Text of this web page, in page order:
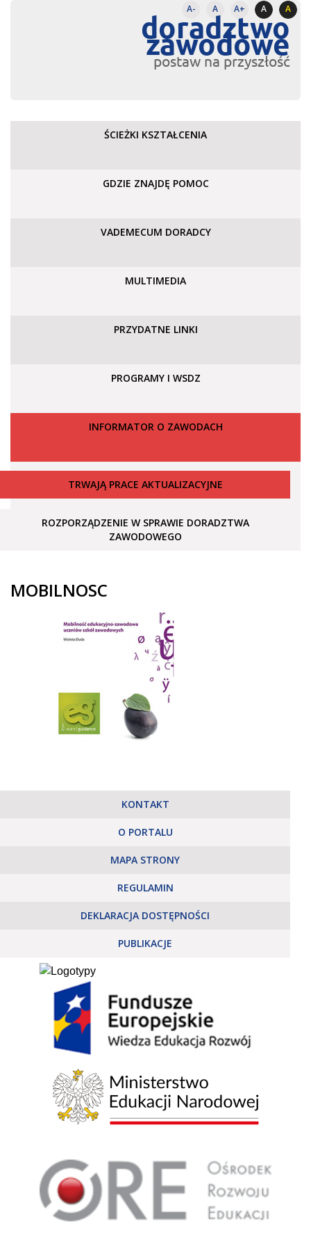
A- A A+ A A
doradztwo
zawodowe
postaw na przyszłość
ŚCIEŻKI KSZTAŁCENIA
GDZIE ZNAJDĘ POMOC
VADEMECUM DORADCY
MULTIMEDIA
PRZYDATNE LINKI
PROGRAMY I WSDZ
INFORMATOR O ZAWODACH
TRWAJĄ PRACE AKTUALIZACYJNE
ROZPORZĄDZENIE W SPRAWIE DORADZTWA
ZAWODOWEGO
MOBILNOSC
KONTAKT
O PORTALU
MAPA STRONY
REGULAMIN
DEKLARACJA DOSTĘPNOŚCI
PUBLIKACJE